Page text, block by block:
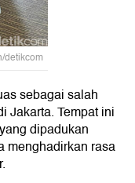
detikcom
sebagai salah
Jakarta. Tempat ini
dipadukan
menghadirkan rasa